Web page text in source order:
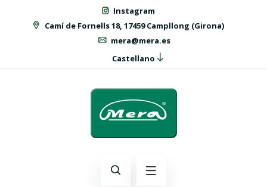
Instagram
Camí de Fornells 18, 17459 Campllong (Girona)
mera@mera.es
Castellano